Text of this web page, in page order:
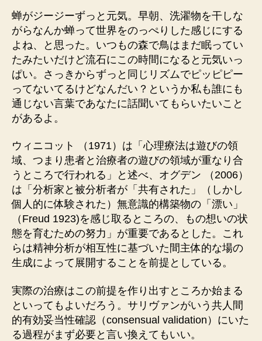
蝉がジージーずっと元気。早朝、洗濯物を干しな
がらなんか蝉って世界をのっぺりした感じにする
よね、と思った。いつもの森で鳥はまだ眠ってい
たみたいだけど流石にこの時間になると元気いっ
ぱい。さっきからずっと同じリズムでピッピピー
ってないてるけどなんだい？というか私も誰にも
通じない言葉であなたに話聞いてもらいたいこと
があるよ。
ウィニコット （1971）は「心理療法は遊びの領
域、つまり患者と治療者の遊びの領域が重なり合
うところで行われる」と述べ、オグデン （2006）
は「分析家と被分析者が「共有された」（しかし
個人的に体験された）無意識的構築物の「漂い」
（Freud 1923)を感じ取るところの、もの想いの状
態を育むための努力」が重要であるとした。これ
らは精神分析が相互性に基づいた間主体的な場の
生成によって展開することを前提としている。
実際の治療はこの前提を作り出すところか始まる
といってもよいだろう。サリヴァンがいう共人間
的有効妥当性確認（consensual validation）にいた
る過程がまず必要と言い換えてもいい。